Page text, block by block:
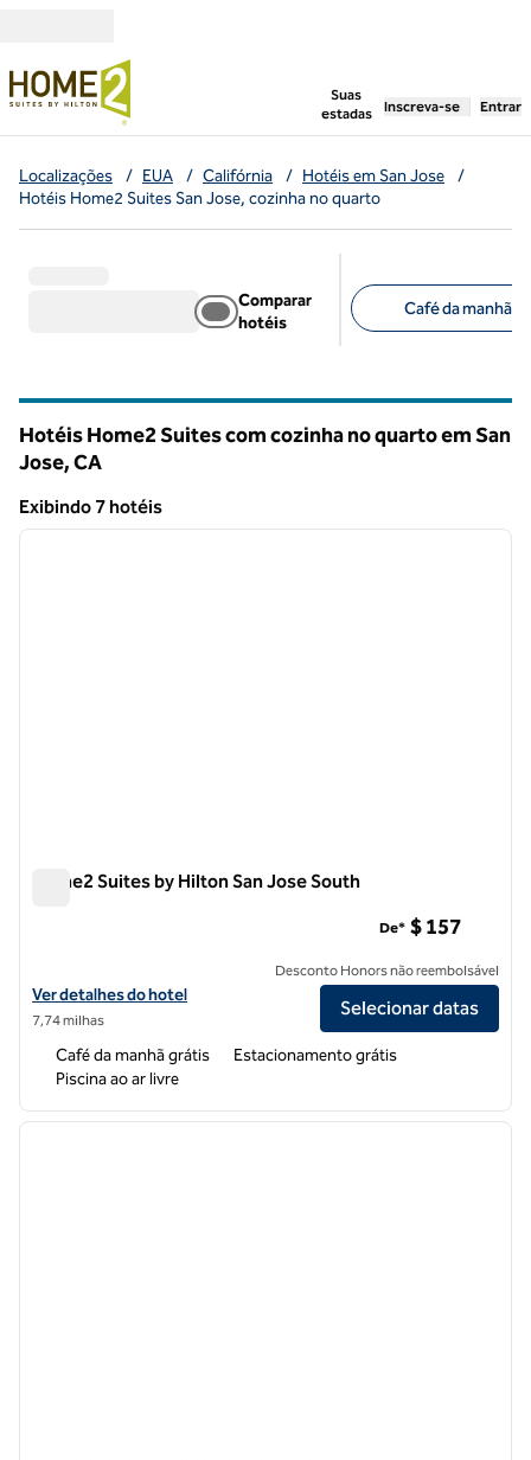
Suas
estadas
, abre uma nova
Inscreva-se Entrar
Localizações / EUA / Califórnia / Hotéis em San Jose
/
Hotéis Home2 Suites San Jose, cozinha no quarto
Comparar
hotéis
Café da manhã
Hotéis Home2 Suites com cozinha no quarto em San
Jose,CA
Exibindo 7 hotéis
Exibindo 7 hotéis
1 de 9
Home2 Suites by Hilton San Jose South
Exibir detalhes do hotel Home2 Suites by Hilton San Jose South
Ver detalhes do hotel
7,74 milhas
De* $ 157
Desconto Honors não reembolsável
Selecionar datas
Café da manhã grátis
Estacionamento grátis
Piscina ao ar livre
1 de 12